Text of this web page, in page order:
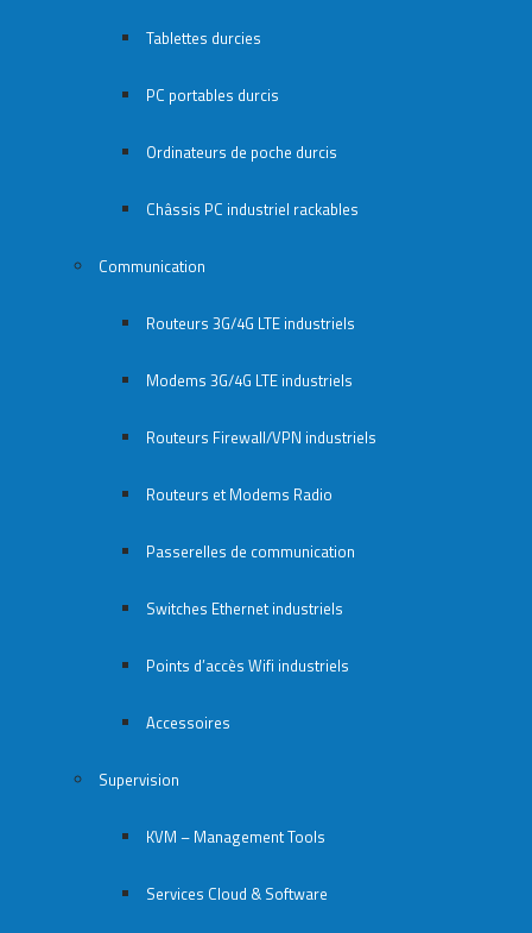
Tablettes durcies
PC portables durcis
Ordinateurs de poche durcis
Châssis PC industriel rackables​
Communication
Routeurs 3G/4G LTE industriels
Modems 3G/4G LTE industriels
Routeurs Firewall/VPN industriels
Routeurs et Modems Radio
Passerelles de communication
Switches Ethernet industriels
Points d’accès Wifi industriels
Accessoires
Supervision
KVM – Management Tools
Services Cloud & Software